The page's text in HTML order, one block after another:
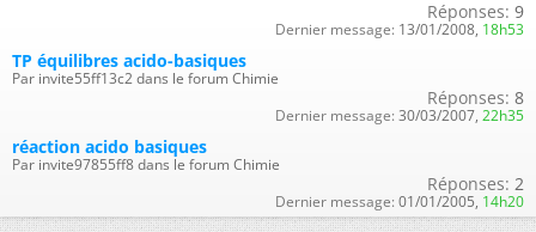
Réponses: 9
Dernier message: 13/01/2008, 18h53
TP équilibres acido-basiques
Par invite55ff13c2 dans le forum Chimie
Réponses: 8
Dernier message: 30/03/2007, 22h35
réaction acido basiques
Par invite97855ff8 dans le forum Chimie
Réponses: 2
Dernier message: 01/01/2005, 14h20